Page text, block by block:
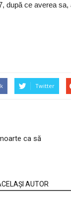
după ce averea
Twitter
ca să
AUTOR